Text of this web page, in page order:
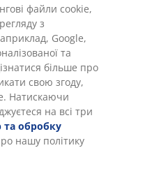
файли cookie,
з
Google,
та
більше про
свою згоду,
Натискаючи
на всі три
та обробку
нашу політику